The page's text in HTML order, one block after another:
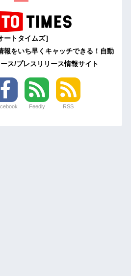
ートタイムズ］
報をいち早くキャッチできる！自動
ス/プレスリリース情報サイト
Feedly RSS